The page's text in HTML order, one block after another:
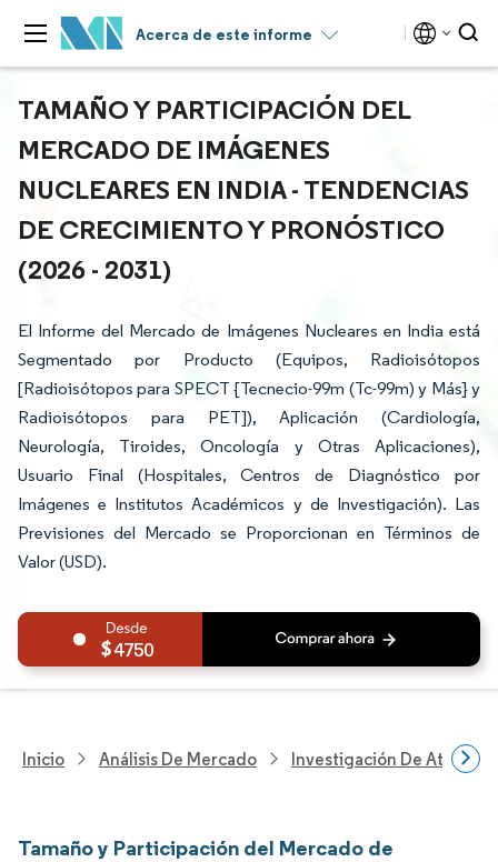
Acerca de este informe
TAMAÑO Y PARTICIPACIÓN DEL
MERCADO DE IMÁGENES
NUCLEARES EN INDIA - TENDENCIAS
DE CRECIMIENTO Y PRONÓSTICO
(2026 - 2031)
El Informe del Mercado de Imágenes Nucleares en India está
Segmentado por Producto (Equipos, Radioisótopos
[Radioisótopos para SPECT {Tecnecio-99m (Tc-99m) y Más} y
Radioisótopos para PET]), Aplicación (Cardiología,
Neurología, Tiroides, Oncología y Otras Aplicaciones),
Usuario Final (Hospitales, Centros de Diagnóstico por
Imágenes e Institutos Académicos y de Investigación). Las
Previsiones del Mercado se Proporcionan en Términos de
Valor (USD).
4750
Inicio Análisis De Mercado Investigación De
Tamaño y Participación del Mercado de